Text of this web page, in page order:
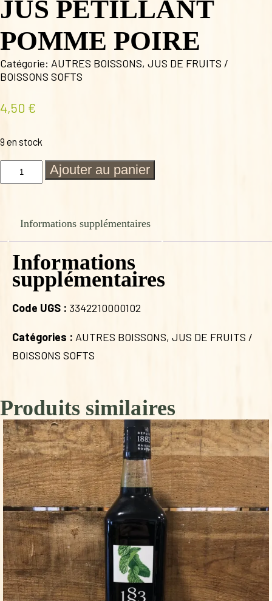
JUS PETILLANT
POMME POIRE
Catégorie: AUTRES BOISSONS, JUS DE FRUITS /
BOISSONS SOFTS
4,50 €
9 en stock
quantité
POMME
POIRE
Ajouter au panier
Informations supplémentaires
Informations
supplémentaires
Code UGS : 3342210000102
Catégories : AUTRES BOISSONS, JUS DE FRUITS /
BOISSONS SOFTS
Produits similaires